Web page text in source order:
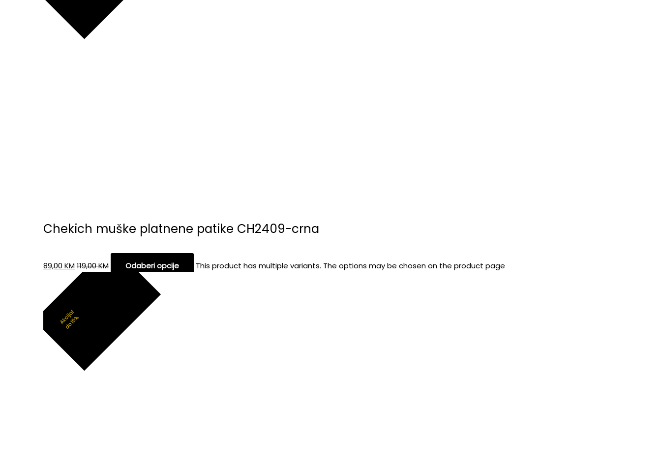
Chekich muške platnene patike CH2409-crna
89,00 KM119,00KM Odaberi opcije This product has multiple variants. The options may be chosen on the product page
Akcija!
do 15%